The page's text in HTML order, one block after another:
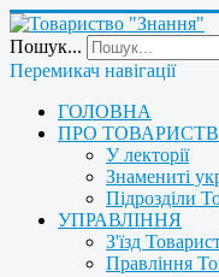
Пошук...
Перемикач навігації
ГОЛОВНА
ПРО
У лекторії
Знамениті
Підрозділи
УПРАВЛІННЯ
З'їзд
Правління